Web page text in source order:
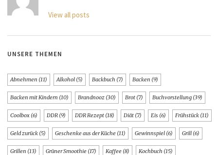
View all posts
UNSERE THEMEN
Abnehmen (11) Alkohol (5) Backbuch (7) Backen (9)
Backen mit Kindern (10) Brandnooz (30) Brot (7) Buchvorstellung (39)
Coolbox (6) DDR (9) DDR Rezept (18) Diät (7) Eis (6) Frühstück (11)
Geld zurück (5) Geschenke aus der Küche (11) Gewinnspiel (6) Grill (6)
Grillen (13) Grüner Smoothie (17) Kaffee (8) Kochbuch (15)